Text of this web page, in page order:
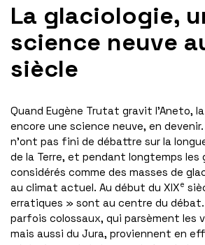
La glaciologie,
science neuve
siècle
Quand Eugène Trutat gravit l’Aneto,
encore une science neuve, en
n’ont pas fini de débattre sur la
de la Terre, et pendant longtemps
considérés comme des masses de
au climat actuel. Au début du XIXe
erratiques » sont au centre du débat.
parfois colossaux, qui parsèment les
mais aussi du Jura, proviennent en